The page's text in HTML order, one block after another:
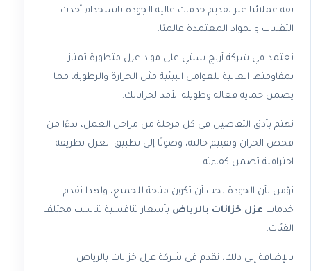
ثقة عملائنا عبر تقديم خدمات عالية الجودة باستخدام أحدث
التقنيات والمواد المعتمدة عالميًا.
نعتمد في شركة أريج سيتي على مواد عزل متطورة تمتاز
بمقاومتها العالية للعوامل البيئية مثل الحرارة والرطوبة، مما
يضمن حماية فعالة وطويلة الأمد لخزاناتك.
نهتم بأدق التفاصيل في كل مرحلة من مراحل العمل، بدءًا من
فحص الخزان وتقييم حالته، وصولًا إلى تطبيق العزل بطريقة
احترافية تضمن كفاءته.
نؤمن بأن الجودة يجب أن تكون متاحة للجميع، ولهذا نقدم
خدمات عزل خزانات بالرياض بأسعار تنافسية تناسب مختلف
الفئات.
بالإضافة إلى ذلك، نقدم في شركة عزل خزانات بالرياض